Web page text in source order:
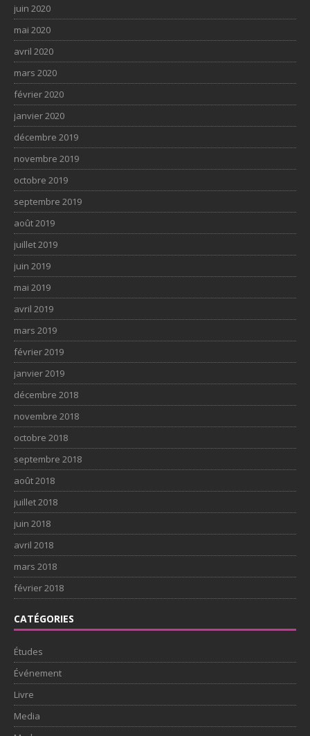
juin 2020
mai 2020
avril 2020
mars 2020
février 2020
janvier 2020
décembre 2019
novembre 2019
octobre 2019
septembre 2019
août 2019
juillet 2019
juin 2019
mai 2019
avril 2019
mars 2019
février 2019
janvier 2019
décembre 2018
novembre 2018
octobre 2018
septembre 2018
août 2018
juillet 2018
juin 2018
avril 2018
mars 2018
février 2018
CATÉGORIES
Études
Événement
Livre
Media